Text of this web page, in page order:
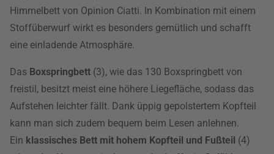
Himmelbett von Opinion Ciatti. In Kombination mit einem
Stoffüberwurf wirkt es besonders gemütlich und schafft
eine einladende Atmosphäre.
Das Boxspringbett (3), wie das 130 Boxspringbett von
freistil, besitzt meist eine höhere Liegefläche, sodass das
Aufstehen leichter fällt. Dank üppig gepolstertem Kopfteil
kann man sich zudem bequem beim Lesen anlehnen.
Ein klassisches Bett mit hohem Kopfteil und Fußteil (4)